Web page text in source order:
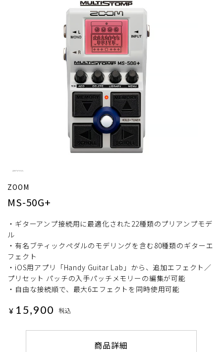
ZOOM
MS-50G+
・ギターアンプ接続用に最適化された22種類のプリアンプモデ
ル
・有名ブティックペダルのモデリングを含む80種類のギターエ
フェクト
・iOS用アプリ「Handy Guitar Lab」から、追加エフェクト／
プリセット パッチの入手パッチメモリーの編集が可能
・自由な接続順で、最大6エフェクトを同時使用可能
¥ 15,900 税込
商品詳細